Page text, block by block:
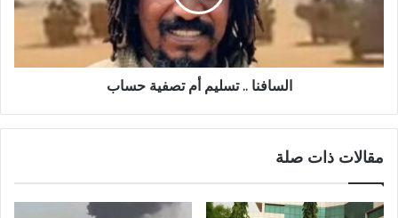
حساب
السافنا .. تسليم أم تصفية حساب
مقالات ذات صلة